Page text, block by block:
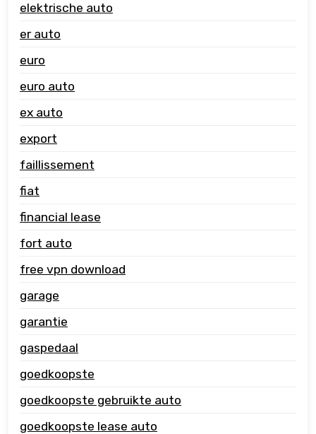
elektrische auto
er auto
euro
euro auto
ex auto
export
faillissement
fiat
financial lease
fort auto
free vpn download
garage
garantie
gaspedaal
goedkoopste
goedkoopste gebruikte auto
goedkoopste lease auto